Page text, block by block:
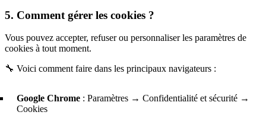
5. Comment gérer les cookies ?
Vous pouvez accepter, refuser ou personnaliser les paramètres de
cookies à tout moment.
🔧 Voici comment faire dans les principaux navigateurs :
Google Chrome : Paramètres → Confidentialité et sécurité →
Cookies